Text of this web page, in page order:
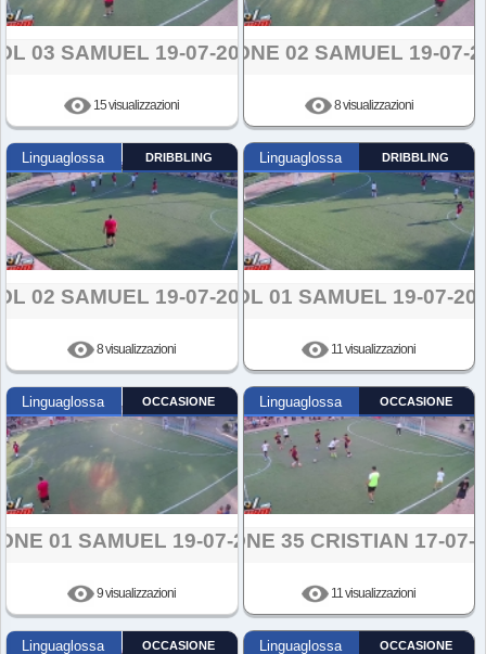
03 SAMUEL 19-07-2024
15 visualizzazioni
AZIONE 02 SAMUEL 19-07-
8 visualizzazioni
Linguaglossa DRIBBLING
02 SAMUEL 19-07-2024
8 visualizzazioni
Linguaglossa DRIBBLING
GOL 01 SAMUEL 19-07-
11 visualizzazioni
Linguaglossa OCCASIONE
01 SAMUEL 19-07-2024
9 visualizzazioni
Linguaglossa OCCASIONE
AZIONE 35 CRISTIAN 17-07-
11 visualizzazioni
Linguaglossa OCCASIONE Linguaglossa OCCASIONE